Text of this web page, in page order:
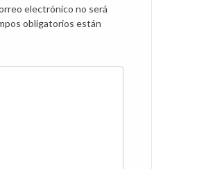
electrónico no será
obligatorios están